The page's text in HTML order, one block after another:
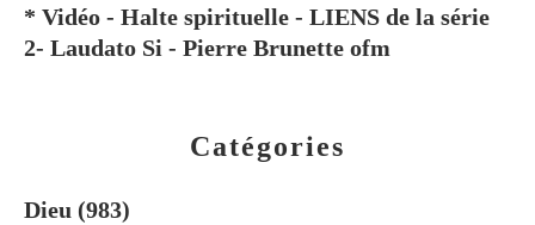
Catégories
Dieu (983)
* Vidéo - Halte spirituelle - LIENS de la série
2- Laudato Si - Pierre Brunette ofm